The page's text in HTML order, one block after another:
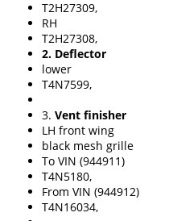
T2H27309,
RH
T2H27308,
2. Deflector
lower
T4N7599,
3. Vent finisher
LH front wing
black mesh grille
To VIN (944911)
T4N5180,
From VIN (944912)
T4N16034,